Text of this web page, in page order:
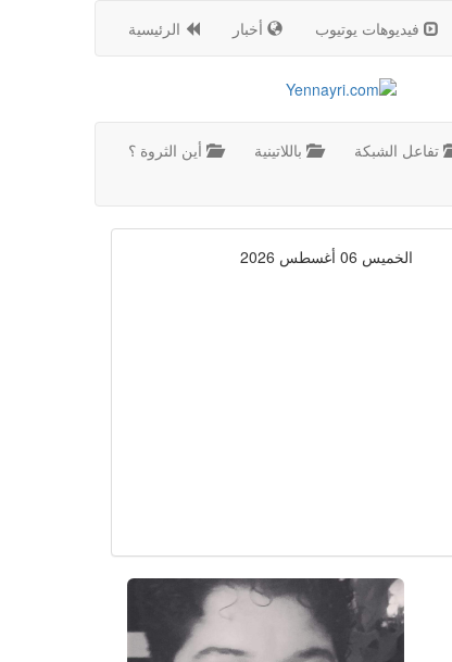
الرئيسية أخبار فيديوهات يوتيوب
أين الثروة ؟
باللاتينية تفاعل الشبكة
الخميس 06 أغسطس 2026